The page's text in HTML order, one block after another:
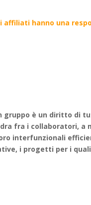
affiliati hanno una
gruppo è un diritto di
fra i collaboratori,
interfunzionali
i progetti per i